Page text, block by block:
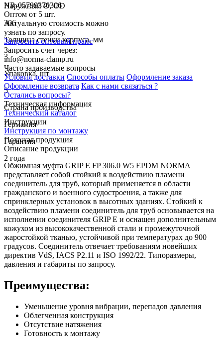
Наружный Ø, OD
306
Толщина стенки корпуса, мм
3
Упаковка, шт
5
Страна производства
Германия
Гарантия
2 года
NR-05799370306
Оптом от 5 шт.
Актуальную стоимость можно
узнать по запросу.
Запросить оптовый прайс
Запросить счет через:
info@norma-clamp.ru
Часто задаваемые вопросы
Условия доставки Способы оплаты Оформление заказа
Оформление возврата Как с нами связаться ?
Остались вопросы?
Техническая информация
Технический каталог
Инструкции
Инструкция по монтажу
Похожая продукция
Описание продукции
Обжимная муфта GRIP E FP 306.0 W5 EPDM NORMA
представляет собой стойкий к воздействию пламени
соединитель для труб, который применяется в области
гражданского и военного судостроения, а также для
спринклерных установок в высотных зданиях. Стойкий к
воздействию пламени соединитель для труб основывается на
исполнении соединителя GRIP E и оснащен дополнительным
кожухом из высококачественной стали и промежуточной
жаростойкой тканью, устойчивой при температурах до 900
градусов. Соединитель отвечает требованиям новейших
директив VdS, IACS P2.11 и ISO 1992/22. Типоразмеры,
давления и габариты по запросу.
Преимущества:
Уменьшение уровня вибрации, перепадов давления
Облегченная конструкция
Отсутствие натяжения
Готовность к монтажу